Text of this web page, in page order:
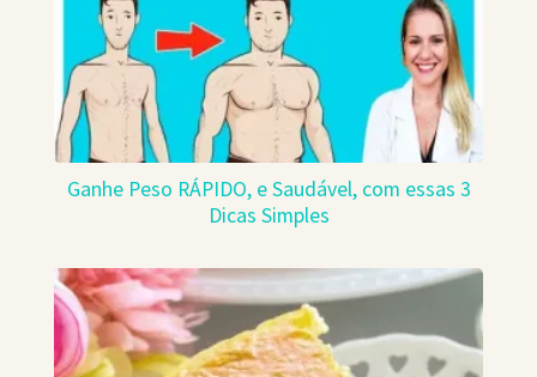
Ganhe Peso RÁPIDO, e Saudável, com essas 3
Dicas Simples